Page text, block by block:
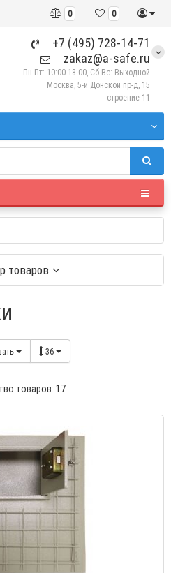
0
0
+7 (495) 728-14-71
zakaz@a-safe.ru
Пн-Пт: 10:00-18:00, Сб-Вс: Выходной
Москва, 5-й Донской пр-д, 15
строение 11
товаров
36
товаров: 17